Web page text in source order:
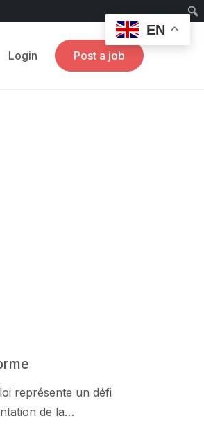
Login Post a job
représente un défi
de la…
EN